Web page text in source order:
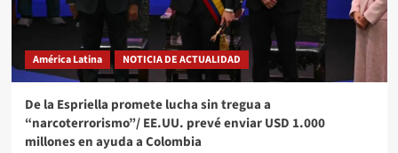
América Latina NOTICIA DE ACTUALIDAD
De la Espriella promete lucha sin tregua a
“narcoterrorismo”/ EE.UU. prevé enviar USD 1.000
millones en ayuda a Colombia